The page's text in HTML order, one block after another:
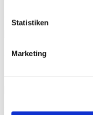
Statistiken
Marketing
Jakob Frank
Natalie Frank